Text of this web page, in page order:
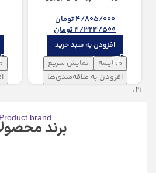
4/805/000تومان
4/324/500تومان
افزودن به سبد خرید
مقایسه
نمایش سریع
افزودن به علاقه‌مندی‌ها
1
2
→
Product brand
برند